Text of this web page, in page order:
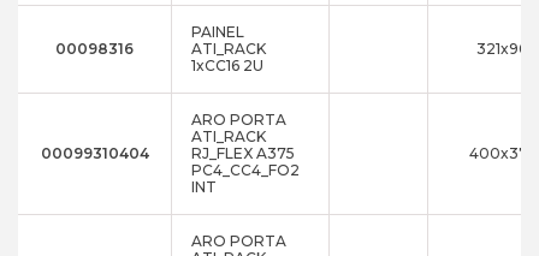
00098316
PAINEL
ATI_RACK
1xCC16 2U
321x90
00099310404
ARO PORTA
ATI_RACK
RJ_FLEX A375
PC4_CC4_FO2
INT
400x375
ARO PORTA